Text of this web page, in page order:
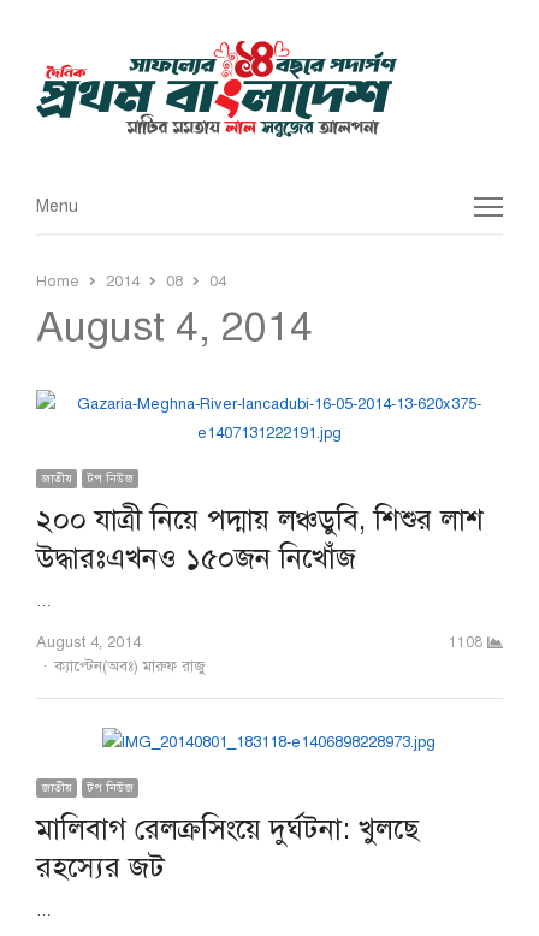
Menu
Menu
Home 2014 08 04
August 4, 2014
জাতীয় টপ নিউজ
২০০ যাত্রী নিয়ে পদ্মায় লঞ্চডুবি, শিশুর লাশ
উদ্ধারঃএখনও ১৫০জন নিখোঁজ
…
August 4, 2014
Author
ক্যাপ্টেন(অবঃ) মারুফ রাজু
1108
জাতীয় টপ নিউজ
মালিবাগ রেলক্রসিংয়ে দুর্ঘটনা: খুলছে
রহস্যের জট
…